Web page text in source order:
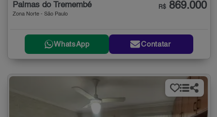
Palmas do Tremembé
Zona Norte - São Paulo
R$ 869.000
WhatsApp Contatar